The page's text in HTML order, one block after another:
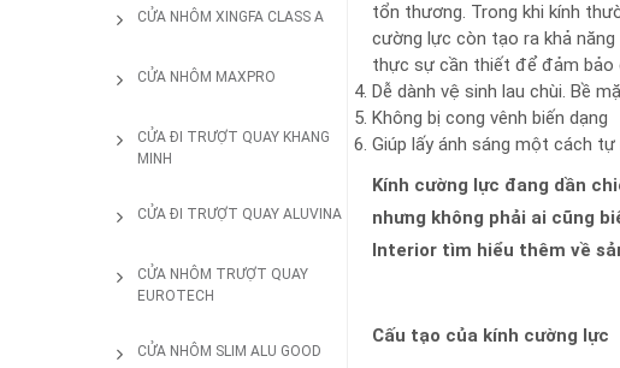
CỬA NHÔM XINGFA CLASS A
CỬA NHÔM MAXPRO
CỬA ĐI TRƯỢT QUAY KHANG
MINH
CỬA ĐI TRƯỢT QUAY ALUVINA
CỬA NHÔM TRƯỢT QUAY
EUROTECH
CỬA NHÔM SLIM ALU GOOD
tổn thương. Trong khi kính
cường lực còn tạo ra khả
thực sự cần thiết để đảm bảo
Dễ dành vệ sinh lau chùi. Bề
Không bị cong vênh biến dạng
Giúp lấy ánh sáng một cách tự
Kính cường lực đang dần
nhưng không phải ai cũng
Interior tìm hiểu thêm về
Cấu tạo của kính cường lực